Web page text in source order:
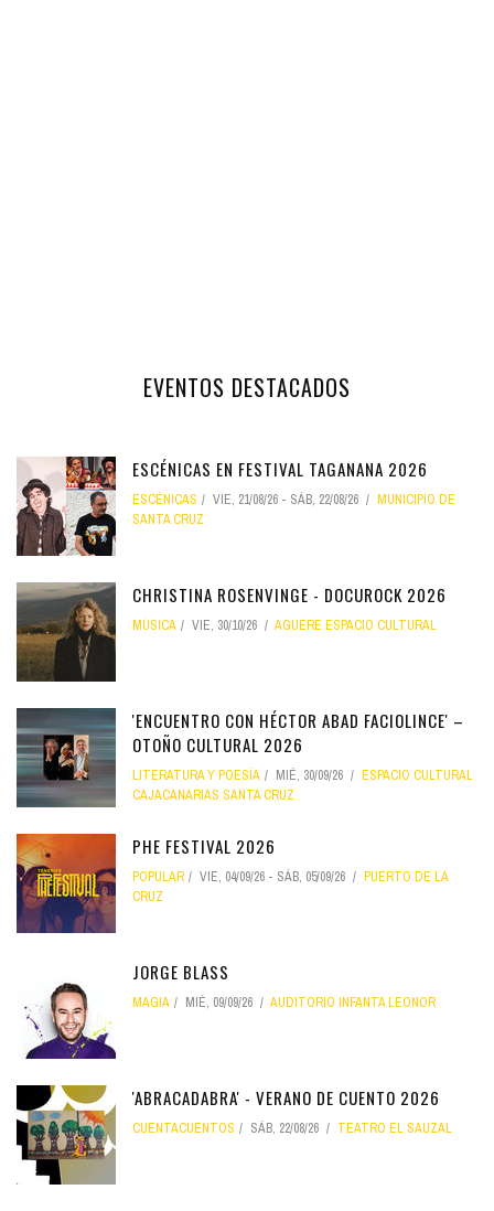
EVENTOS DESTACADOS
ESCÉNICAS EN FESTIVAL TAGANANA 2026
ESCÉNICAS VIE, 21/08/26 - SÁB, 22/08/26
MUNICIPIO DE
SANTA CRUZ
CHRISTINA ROSENVINGE - DOCUROCK 2026
MÚSICA VIE, 30/10/26 AGUERE ESPACIO CULTURAL
'ENCUENTRO CON HÉCTOR ABAD FACIOLINCE' –
OTOÑO CULTURAL 2026
LITERATURA Y POESÍA MIÉ, 30/09/26
ESPACIO CULTURAL
CAJACANARIAS SANTA CRUZ
PHE FESTIVAL 2026
POPULAR VIE, 04/09/26 - SÁB, 05/09/26
PUERTO DE LA
CRUZ
JORGE BLASS
MAGIA MIÉ, 09/09/26 AUDITORIO INFANTA LEONOR
'ABRACADABRA' - VERANO DE CUENTO 2026
CUENTACUENTOS SÁB, 22/08/26 TEATRO EL SAUZAL